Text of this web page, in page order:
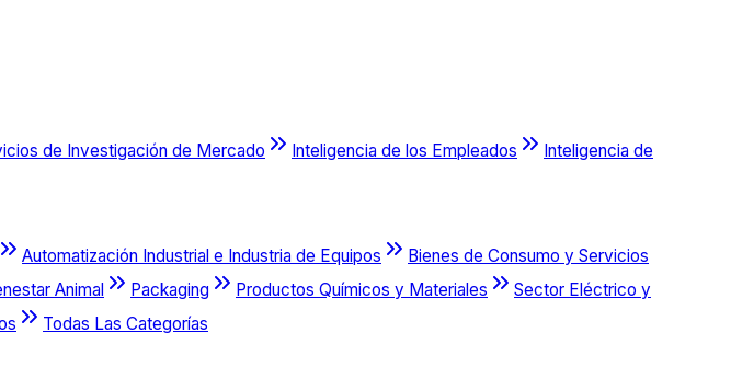
de Investigación de Mercado Inteligencia de los Empleados
Inteligencia de
Automatización Industrial e Industria de Equipos
Bienes de Consumo y Servicios
Animal Packaging Productos Químicos y Materiales
Sector Eléctrico y
Todas Las Categorías